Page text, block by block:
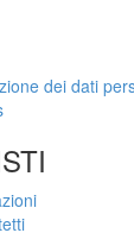
dei dati